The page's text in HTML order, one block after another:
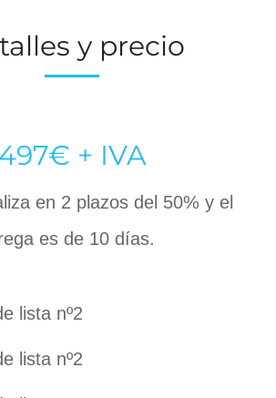
y precio
497€ + IVA
en 2 plazos del 50% y el
es de 10 días.
lista nº2
lista nº2